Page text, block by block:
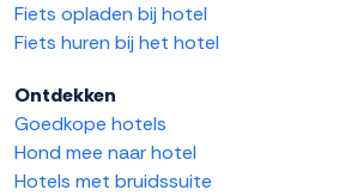
Fiets opladen bij hotel
Fiets huren bij het hotel
Ontdekken
Goedkope hotels
Hond mee naar hotel
Hotels met bruidssuite